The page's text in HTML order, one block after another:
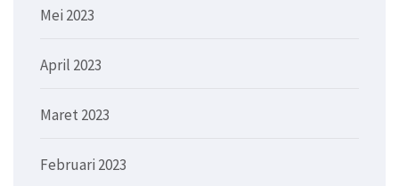
Mei 2023
April 2023
Maret 2023
Februari 2023